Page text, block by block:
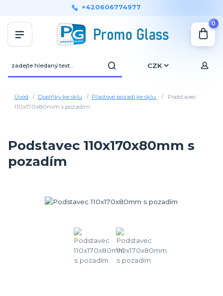
CZK
+420606774977
0
Úvod Doplňky ke sklu Plastové pozadí ke sklu
Podstavec
110x170x80mm s pozadím
Podstavec 110x170x80mm s
pozadím